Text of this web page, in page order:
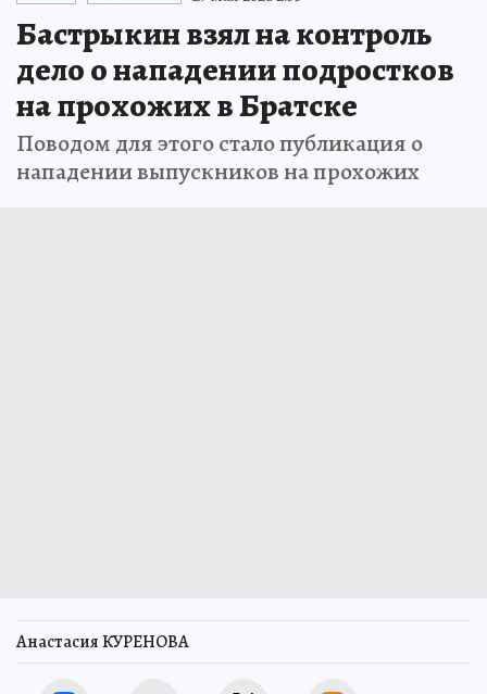
Бастрыкин взял на контроль
дело о нападении подростков
на прохожих в Братске
Поводом для этого стало публикация о
нападении выпускников на прохожих
Анастасия КУРЕНОВА